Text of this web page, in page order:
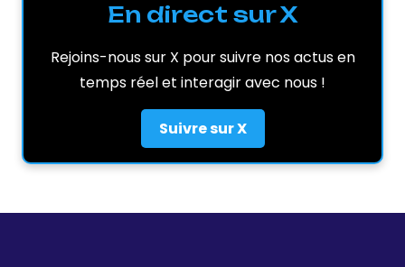
En direct sur X
Rejoins-nous sur X pour suivre nos actus en
temps réel et interagir avec nous !
Suivre sur X